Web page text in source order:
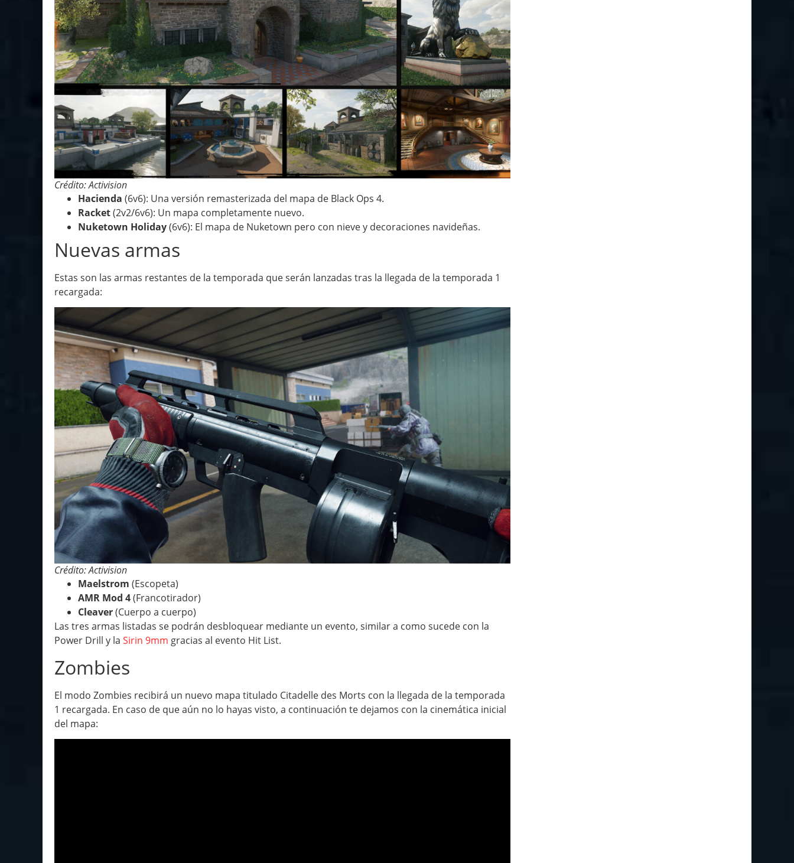
Crédito: Activision
Hacienda (6v6): Una versión remasterizada del mapa de Black Ops 4.
Racket(2v2/6v6): Un mapa completamente nuevo.
Nuketown Holiday(6v6): El mapa de Nuketown pero con nieve y decoraciones navideñas.
Nuevas armas
Estas son las armas restantes de la temporada que serán lanzadas tras la llegada de la temporada 1
recargada:
Crédito: Activision
Maelstrom (Escopeta)
AMR Mod 4(Francotirador)
Cleaver(Cuerpo a cuerpo)
Las tres armas listadas se podrán desbloquear mediante un evento, similar a como sucede con la
Power Drill y la Sirin 9mm gracias al evento Hit List.
Zombies
El modo Zombies recibirá un nuevo mapa titulado Citadelle des Morts con la llegada de la temporada
1 recargada. En caso de que aún no lo hayas visto, a continuación te dejamos con la cinemática inicial
del mapa: